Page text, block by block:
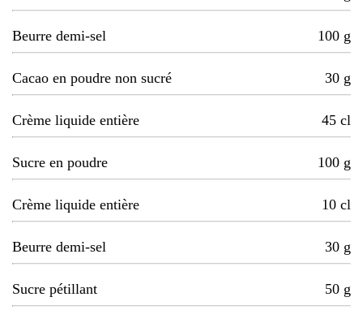
Beurre demi-sel 100 g
Cacao en poudre non sucré 30 g
Crème liquide entière 45 cl
Sucre en poudre 100 g
Crème liquide entière 10 cl
Beurre demi-sel 30 g
Sucre pétillant 50 g